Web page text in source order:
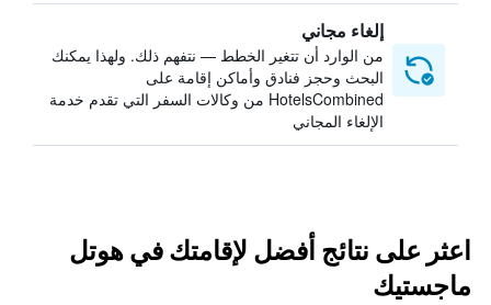
إلغاء مجاني
من الوارد أن تتغير الخطط — نتفهم ذلك. ولهذا يمكنك
البحث وحجز فنادق وأماكن إقامة على
HotelsCombined من وكالات السفر التي تقدم خدمة
الإلغاء المجاني
اعثر على نتائج أفضل لإقامتك في هوتل
ماجستيك